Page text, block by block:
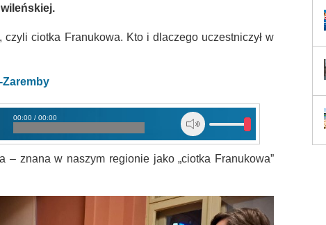
czyli ciotka Franukowa. Kto i dlaczego uczestniczył w
Zaremby
00:00 / 00:00
– znana w naszym regionie jako „ciotka Franukowa”